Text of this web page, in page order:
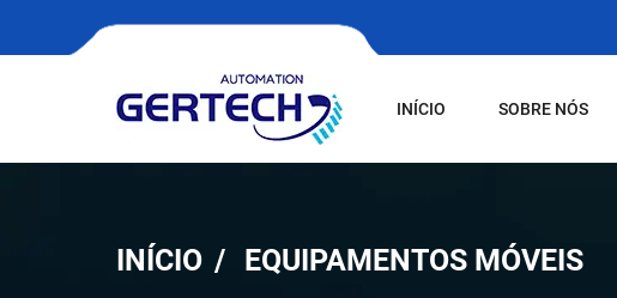
INÍCIO SOBRE NÓS
INÍCIO EQUIPAMENTOS MÓVEIS